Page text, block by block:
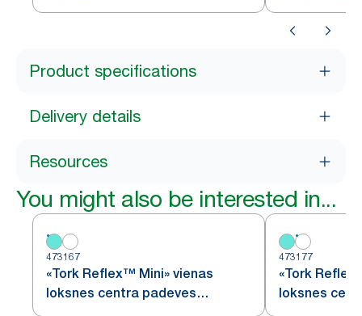
Product specifications
Delivery details
Resources
You might also be interested in...
473167
«Tork Reflex™ Mini» vienas
loksnes centra padeves
dozators
473177
«Tork
loksnes
dozators